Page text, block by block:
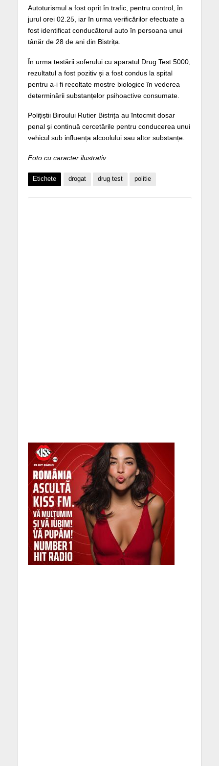
Autoturismul a fost oprit în trafic, pentru control, în
jurul orei 02.25, iar în urma verificărilor efectuate a
fost identificat conducătorul auto în persoana unui
tânăr de 28 de ani din Bistrița.
În urma testării șoferului cu aparatul Drug Test 5000,
rezultatul a fost pozitiv și a fost condus la spital
pentru a-i fi recoltate mostre biologice în vederea
determinării substanțelor psihoactive consumate.
Polițiștii Biroului Rutier Bistrița au întocmit dosar
penal și continuă cercetările pentru conducerea unui
vehicul sub influența alcoolului sau altor substanțe.
Foto cu caracter ilustrativ
Etichete drogat drug test politie